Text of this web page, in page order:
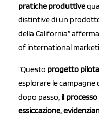
pratiche produttive
distintive di un
della California” afferma
of international
“Questo progetto pilota
esplorare le campagne
dopo passo, il
essiccazione,